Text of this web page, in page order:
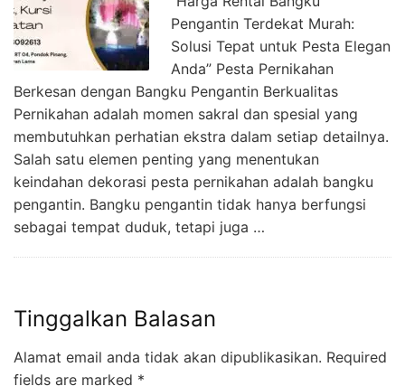
Pengantin Terdekat Murah:
Solusi Tepat untuk Pesta Elegan
Anda” Pesta Pernikahan
Berkesan dengan Bangku Pengantin Berkualitas
Pernikahan adalah momen sakral dan spesial yang
membutuhkan perhatian ekstra dalam setiap detailnya.
Salah satu elemen penting yang menentukan
keindahan dekorasi pesta pernikahan adalah bangku
pengantin. Bangku pengantin tidak hanya berfungsi
sebagai tempat duduk, tetapi juga …
Tinggalkan Balasan
Alamat email anda tidak akan dipublikasikan. Required
fields are marked *